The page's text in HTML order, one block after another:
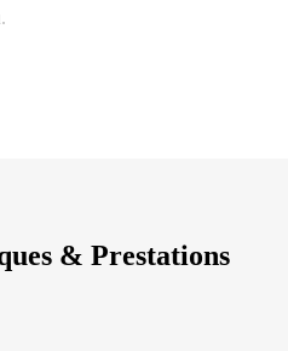
& Prestations